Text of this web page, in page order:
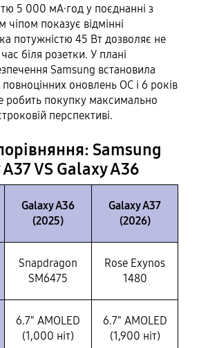
5 000 мА·год у поєднанні з
показує відмінні
потужністю 45 Вт дозволяє не
біля розетки. У плані
Samsung встановила
оновлень ОС і 6 років
робить покупку максимально
перспективі.
Samsung
VS Galaxy A36
Galaxy A36
(2025)
Galaxy A37
(2026)
Snapdragon
SM6475
Rose Exynos
1480
6.7" AMOLED
(1,000 ніт)
6.7" AMOLED
(1,900 ніт)